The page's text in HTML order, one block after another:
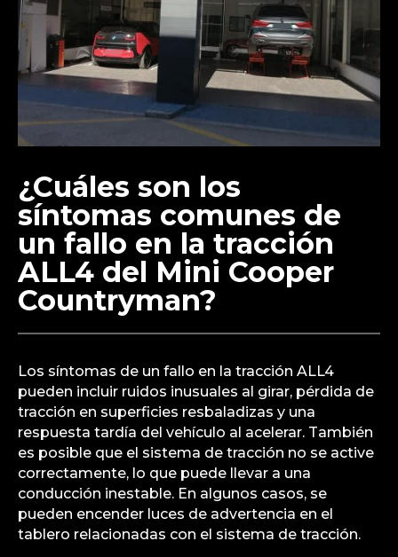
¿Cuáles son los
síntomas comunes de
un fallo en la tracción
ALL4 del Mini Cooper
Countryman?
Los síntomas de un fallo en la tracción ALL4
pueden incluir ruidos inusuales al girar, pérdida de
tracción en superficies resbaladizas y una
respuesta tardía del vehículo al acelerar. También
es posible que el sistema de tracción no se active
correctamente, lo que puede llevar a una
conducción inestable. En algunos casos, se
pueden encender luces de advertencia en el
tablero relacionadas con el sistema de tracción.